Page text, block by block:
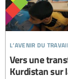
l’avenir du
Vers une
Kurdistan sur